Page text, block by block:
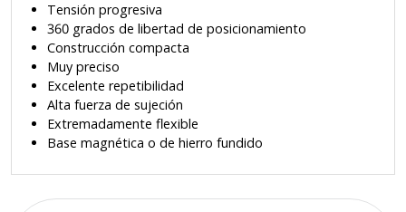
Tensión progresiva
360 grados de libertad de posicionamiento
Construcción compacta
Muy preciso
Excelente repetibilidad
Alta fuerza de sujeción
Extremadamente flexible
Base magnética o de hierro fundido